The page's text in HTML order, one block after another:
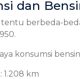
dan
berbeda-
konsumsi
1.208 km